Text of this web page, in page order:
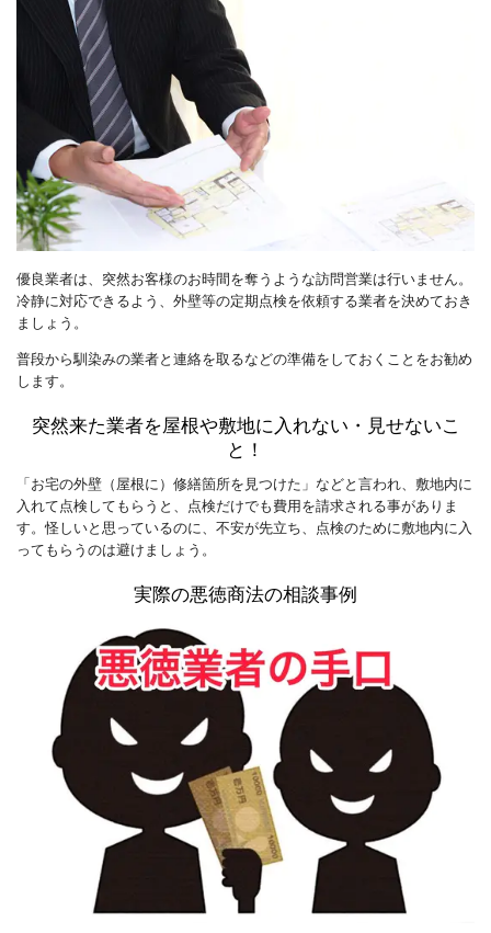
優良業者は、突然お客様のお時間を奪うような訪問営業は行いません。
冷静に対応できるよう、外壁等の定期点検を依頼する業者を決めておき
ましょう。
普段から馴染みの業者と連絡を取るなどの準備をしておくことをお勧め
します。
突然来た業者を屋根や敷地に入れない・見せないこ
と！
「お宅の外壁（屋根に）修繕箇所を見つけた」などと言われ、敷地内に
入れて点検してもらうと、点検だけでも費用を請求される事がありま
す。怪しいと思っているのに、不安が先立ち、点検のために敷地内に入
ってもらうのは避けましょう。
実際の悪徳商法の相談事例